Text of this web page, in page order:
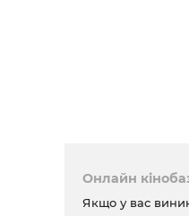
Онлайн
Якщо у вас